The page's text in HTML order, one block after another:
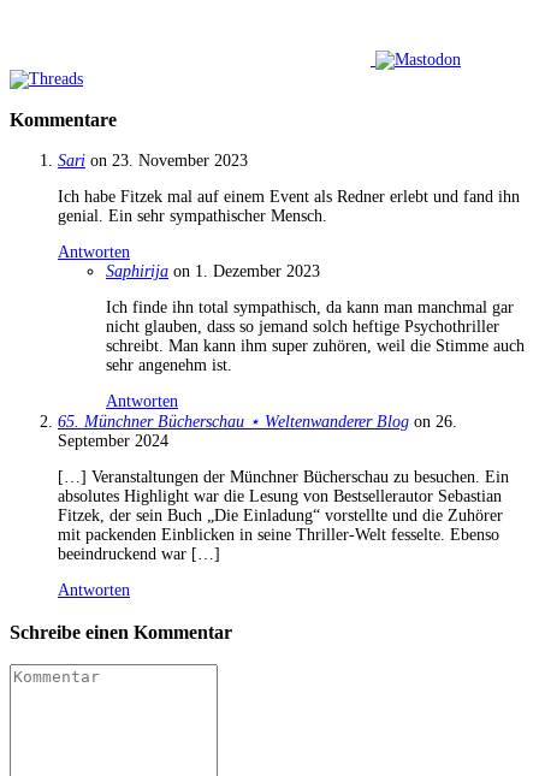
Kommentare
Sari on 23. November 2023
Ich habe Fitzek mal auf einem Event als Redner erlebt und fand ihn
genial. Ein sehr sympathischer Mensch.
Antworten
Saphirija on 1. Dezember 2023
Ich finde ihn total sympathisch, da kann man manchmal gar
nicht glauben, dass so jemand solch heftige Psychothriller
schreibt. Man kann ihm super zuhören, weil die Stimme auch
sehr angenehm ist.
Antworten
65. Münchner Bücherschau ⋆ Weltenwanderer Blog on 26.
September 2024
[…] Veranstaltungen der Münchner Bücherschau zu besuchen. Ein
absolutes Highlight war die Lesung von Bestsellerautor Sebastian
Fitzek, der sein Buch „Die Einladung“ vorstellte und die Zuhörer
mit packenden Einblicken in seine Thriller-Welt fesselte. Ebenso
beeindruckend war […]
Antworten
Schreibe einen Kommentar